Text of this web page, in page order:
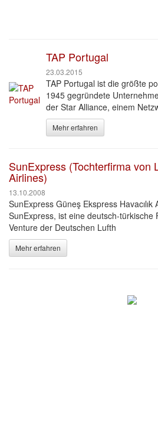
TAP Portugal
23.03.2015
TAP Portugal ist die größte
1945 gegründete
der Star Alliance, einem
Mehr erfahren
SunExpress (Tochterfirma von
Airlines)
13.10.2008
SunExpress Güneş Ekspress Havacılık
SunExpress, ist eine deutsch-türkische
Venture der Deutschen Lufth
Mehr erfahren